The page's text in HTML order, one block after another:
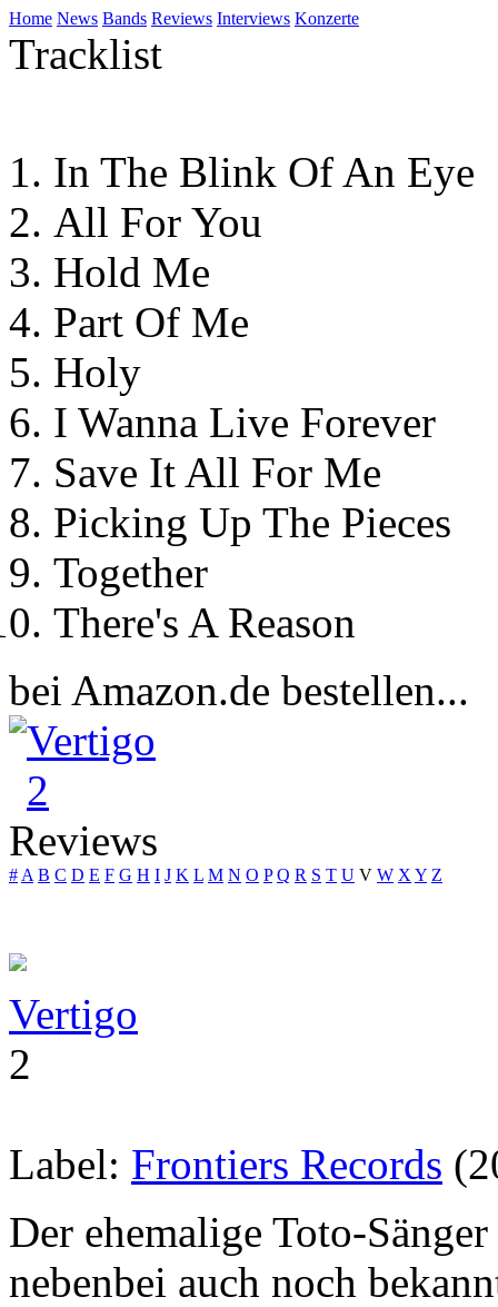
Home News Bands Reviews Interviews Konzerte
Tracklist
In The Blink Of An Eye
All For You
Hold Me
Part Of Me
Holy
I Wanna Live Forever
Save It All For Me
Picking Up The Pieces
Together
There's A Reason
bei Amazon.de bestellen...
Vertigo
2
Reviews
# A B C D E F G H I J K L M N O P Q R S T U V W X Y Z
Vertigo
2
Label: Frontiers Records
Der ehemalige Toto-
nebenbei auch noch